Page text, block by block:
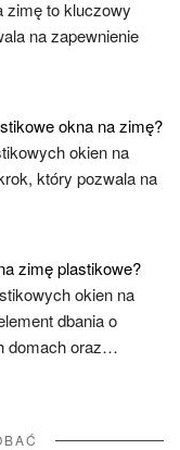
zimę to kluczowy
na zapewnienie
okna na zimę?
okien na
który pozwala na
zimę plastikowe?
okien na
dbania o
domach oraz…